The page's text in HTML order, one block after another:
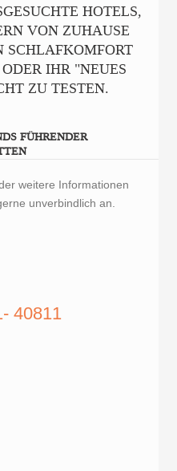
HOTELS,
VON ZUHAUSE
SCHLAFKOMFORT
IHR "NEUES
ZU TESTEN.
FÜHRENDER
weitere Informationen
unverbindlich an.
40811